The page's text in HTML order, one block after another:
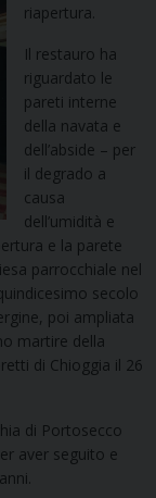
riapertura.
Il restauro ha
riguardato le
pareti interne
della navata e
dell’abside – per
il degrado a
causa
dell’umidità e
e la parete
parrocchiale nel
secolo
poi ampliata
martire della
di Chioggia il 26
di Portosecco
aver seguito e